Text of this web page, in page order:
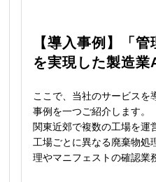
【導入事例】「
を実現した製造業
ここで、当社のサービスを
事例を一つご紹介します。
関東近郊で複数の工場を運
工場ごとに異なる廃棄物処
理やマニフェストの確認業